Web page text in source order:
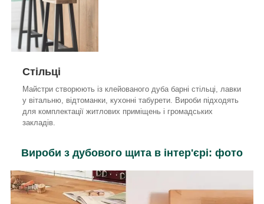
Стільці
Майстри створюють із клейованого дуба барні стільці, лавки
у вітальню, відтоманки, кухонні табурети. Вироби підходять
для комплектації житлових приміщень і громадських
закладів.
Вироби з дубового щита в інтер'єрі: фото